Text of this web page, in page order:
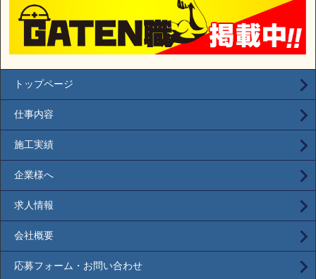
トップページ
仕事内容
施工実績
企業様へ
求人情報
会社概要
応募フォーム・お問い合わせ